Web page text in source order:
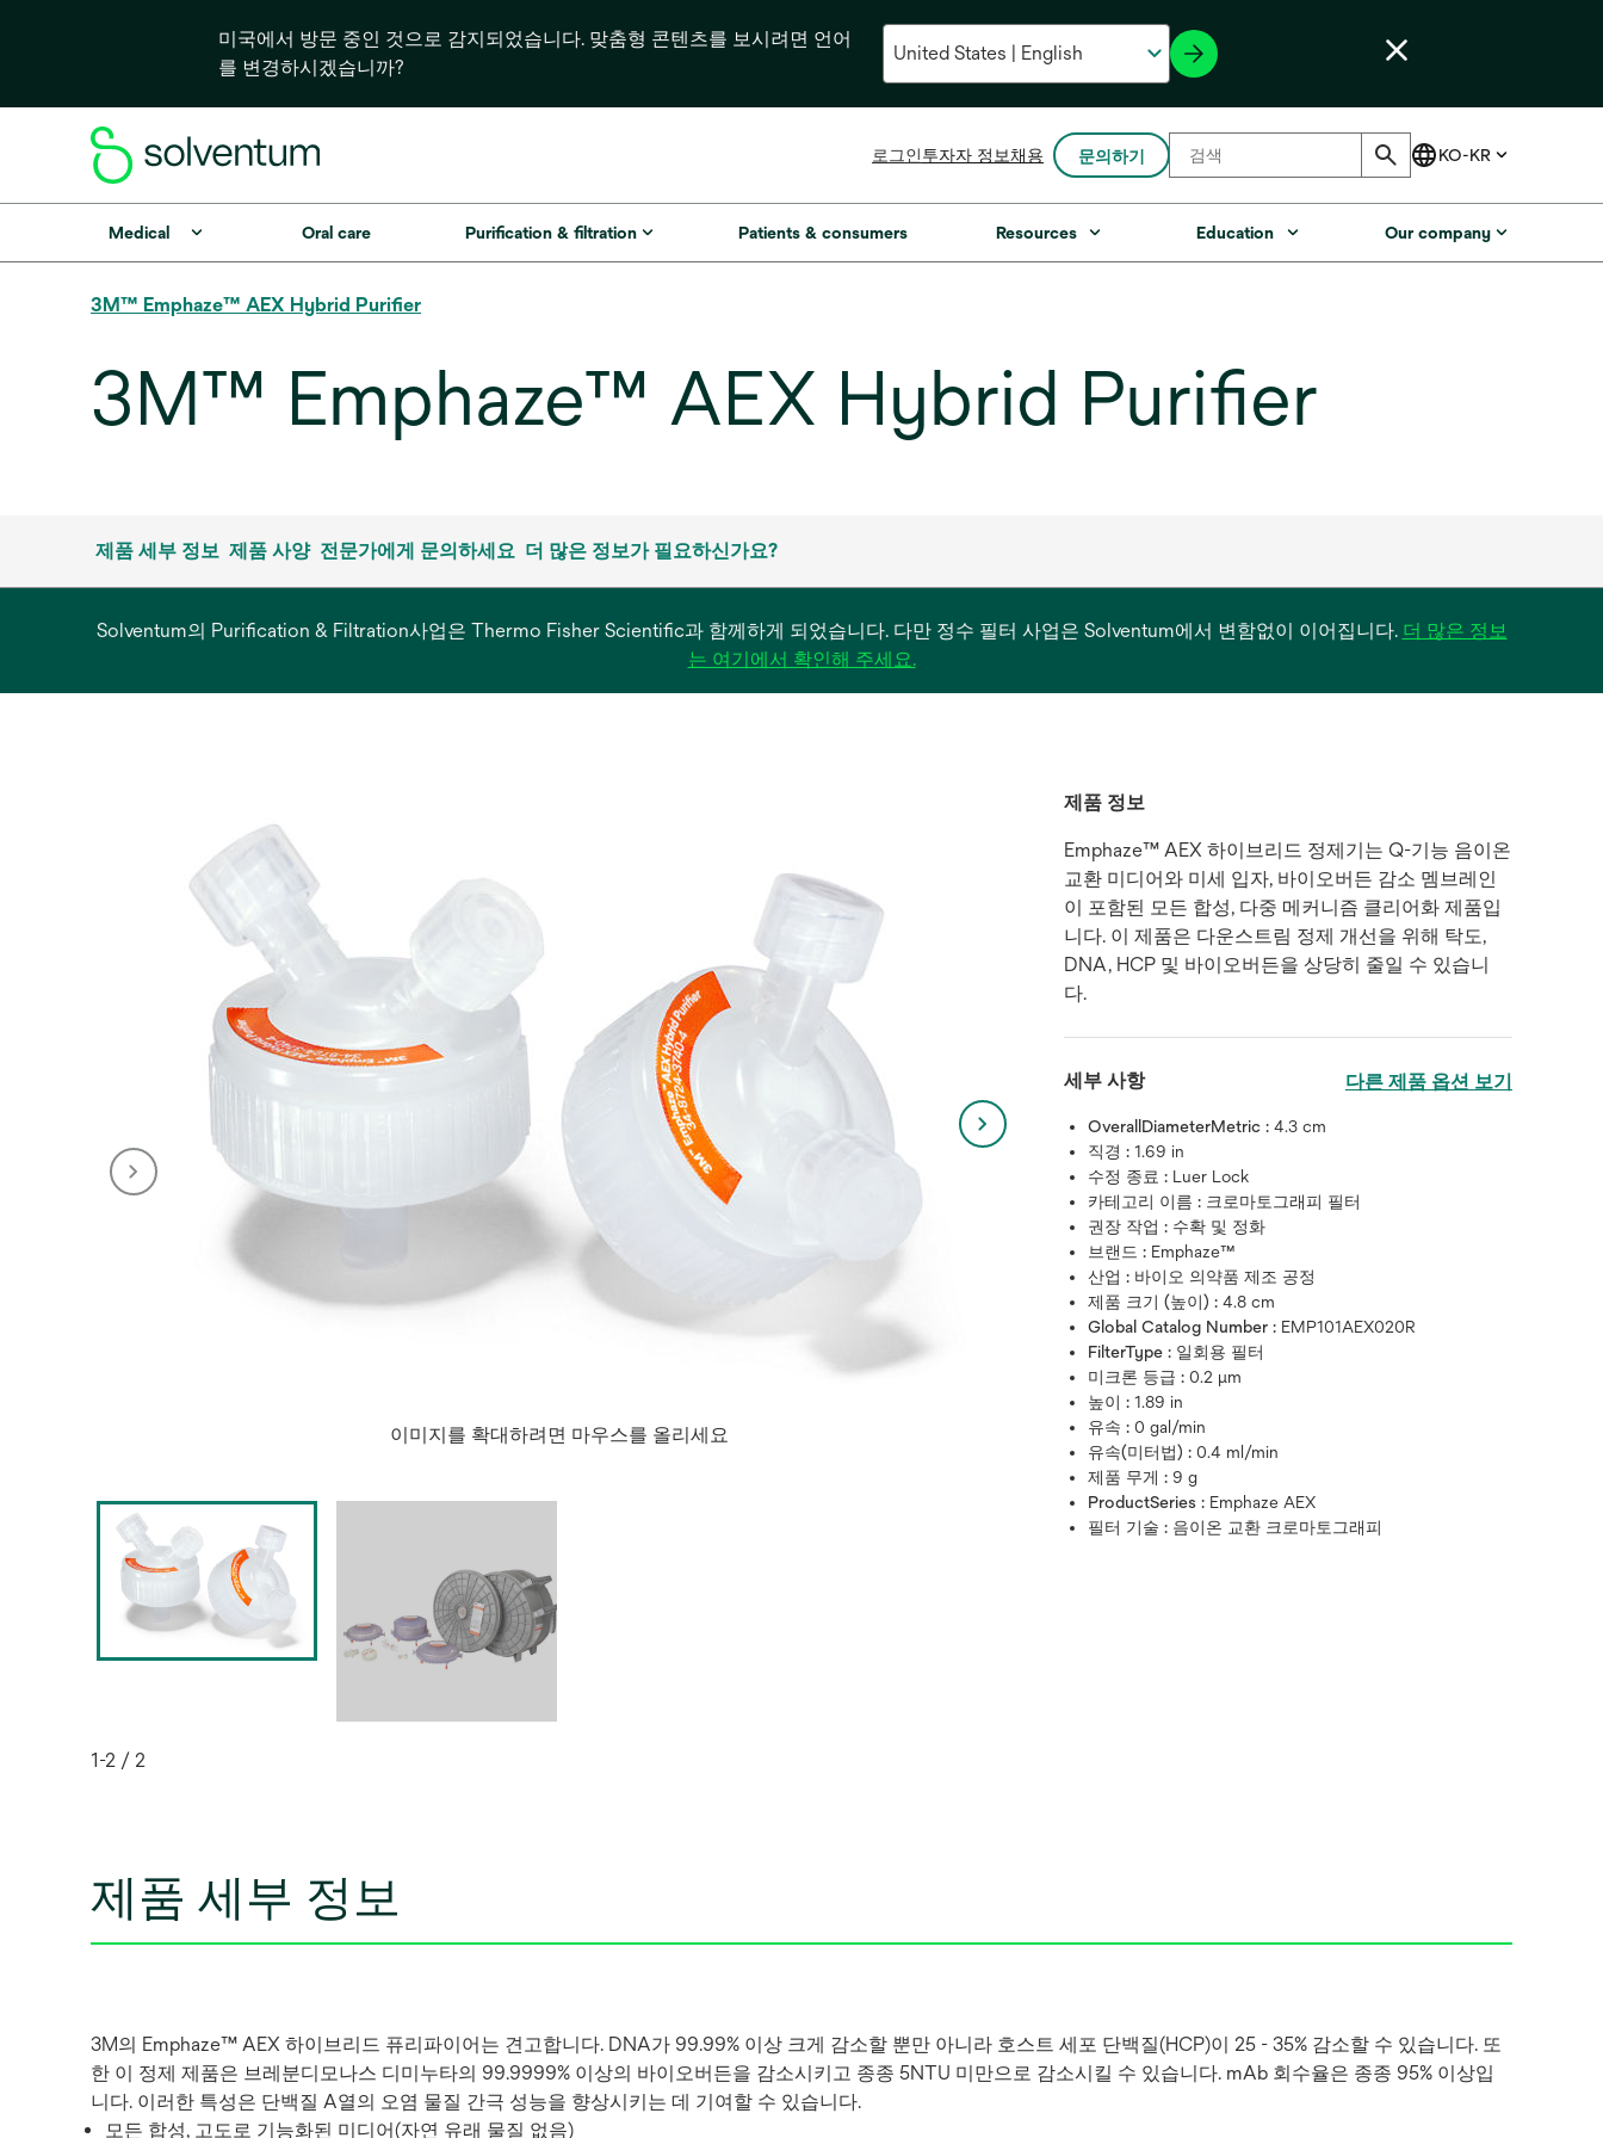
미국에서 방문 중인 것으로 감지되었습니다. 맞춤형 콘텐츠를 보시려면 언어
를 변경하시겠습니까?
로그인투자자 정보새
에
서
채용 문의하기
Medical Oral care Purification & filtration Patients & consumers Resources Education Our company
3M™ Emphaze™ AEX Hybrid Purifier
3M™ Emphaze™ AEX Hybrid Purifier
제품 세부 정보 제품 사양 전문가에게 문의하세요 더 많은 정보가 필요하신가요?
Solventum의 Purification & Filtration사업은 Thermo Fisher Scientific과 함께하게 되었습니다. 다만 정수 필터 사업은 Solventum에서 변함없이 이어집니다. 더 많은 정보
는 여기에서 확인해 주세요.새
이미지를 확대하려면 마우스를 올리세요
1-2 / 2
제품 정보
Emphaze™ AEX 하이브리드 정제기는 Q-기능 음이온
교환 미디어와 미세 입자, 바이오버든 감소 멤브레인
이 포함된 모든 합성, 다중 메커니즘 클리어화 제품입
니다. 이 제품은 다운스트림 정제 개선을 위해 탁도,
DNA, HCP 및 바이오버든을 상당히 줄일 수 있습니
다.
세부 사항 다른 제품 옵션 보기
OverallDiameterMetric :4.3 cm
직경 :1.69 in
수정 종료 : Luer Lock
카테고리 이름 : 크로마토그래피 필터
권장 작업 : 수확 및 정화
브랜드 : Emphaze™
산업 : 바이오 의약품 제조 공정
제품 크기 (높이) :4.8 cm
Global Catalog Number : EMP101AEX020R
FilterType : 일회용 필터
미크론 등급 :0.2 μm
높이 :1.89 in
유속 :0 gal/min
유속(미터법) :0.4 ml/min
제품 무게 : 9 g
ProductSeries : Emphaze AEX
필터 기술 : 음이온 교환 크로마토그래피
제품 세부 정보
3M의 Emphaze™ AEX 하이브리드 퓨리파이어는 견고합니다. DNA가 99.99% 이상 크게 감소할 뿐만 아니라 호스트 세포 단백질(HCP)이 25 - 35% 감소할 수 있습니다. 또
한 이 정제 제품은 브레분디모나스 디미누타의 99.9999% 이상의 바이오버든을 감소시키고 종종 5NTU 미만으로 감소시킬 수 있습니다. mAb 회수율은 종종 95% 이상입
니다. 이러한 특성은 단백질 A열의 오염 물질 간극 성능을 향상시키는 데 기여할 수 있습니다.
모든 합성, 고도로 기능화된 미디어(자연 유래 물질 없음)